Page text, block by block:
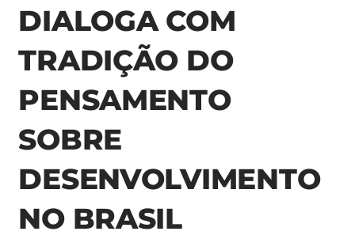
DIALOGA COM
TRADIÇÃO DO
PENSAMENTO
SOBRE
DESENVOLVIMENTO
NO BRASIL